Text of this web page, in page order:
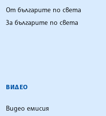
От българите по света
За българите по света
ВИДЕО
Видео емисия